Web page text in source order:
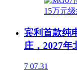
宾利首款纯
庄，2027年
7 07.31